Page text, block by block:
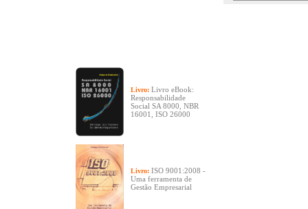
Livro: Livro eBook:
Responsabilidade
Social SA 8000, NBR
16001, ISO 26000
Livro: ISO 9001:2008 -
Uma ferramenta de
Gestão Empresarial